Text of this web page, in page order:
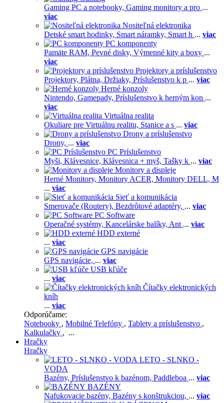
Gaming PC a notebooky, Gaming monitory a pro ...
viac
Nositeľná elektronika
Detské smart hodinky, Smart náramky, Smart h ... viac
PC komponenty
Pamäte RAM, Pevné disky, Výmenné kity a boxy ...
viac
Projektory a príslušenstvo
Projektory, Plátna, Držiaky, Príslušenstvo k p ... viac
Herné konzoly
Nintendo, Gamepady, Príslušenstvo k herným kon ...
viac
Virtuálna realita
Okuliare pre Virtuálnu realitu, Stanice a s ... viac
Drony a príslušenstvo
Drony, ... viac
PC Príslušenstvo
Myši, Klávesnice, Klávesnica + myš, Tašky k ... viac
Monitory a displeje
Herné Monitory, Monitory ACER, Monitory DELL, M
... viac
Sieť a komunikácia
Smerovače (Routery), Bezdrôtové adaptéry, ... viac
PC Software
Operačné systémy, Kancelárske balíky, Ant ... viac
HDD externé
... viac
GPS navigácie
GPS navigácie, ... viac
USB kľúče
... viac
Čítačky elektronických
kníh
... viac
Odporúčame:
Notebooky , Mobilné Telefóny , Tablety a príslušenstvo ,
Kalkulačky , ...
Hračky
Hračky
LETO - SLNKO -
VODA
Bazény, Príslušenstvo k bazénom, Paddleboa ... viac
BAZÉNY
Nafukovacie bazény, Bazény s konštrukciou, ... viac